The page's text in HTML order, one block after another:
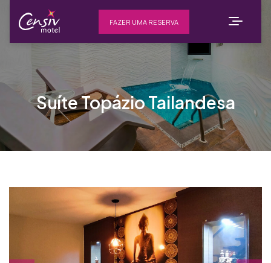
FAZER UMA RESERVA
Suíte Topázio Tailandesa